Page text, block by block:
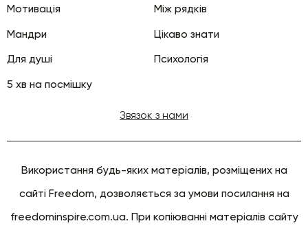
Мотивація
Між рядків
Мандри
Цікаво знати
Для душі
Психологія
5 хв на посмішку
Звязок з нами
Використання будь-яких матеріалів, розміщених на
сайті Freedom, дозволяється за умови посилання на
freedominspire.com.ua. При копіюванні матеріалів сайту